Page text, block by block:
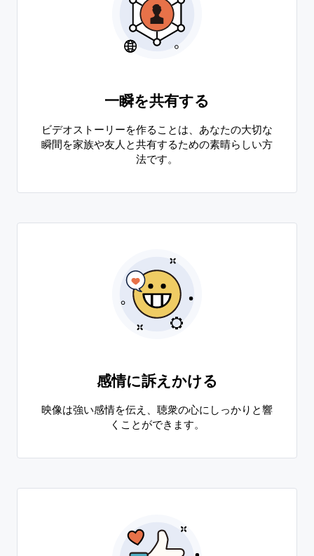
一瞬を共有する
ビデオストーリーを作ることは、あなたの大切な
瞬間を家族や友人と共有するための素晴らしい方
法です。
感情に訴えかける
映像は強い感情を伝え、聴衆の心にしっかりと響
くことができます。